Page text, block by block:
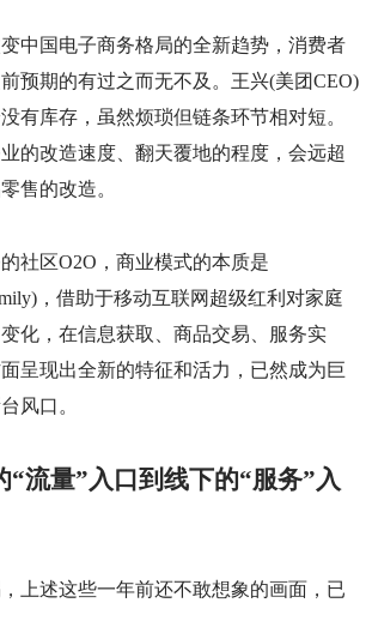
中国电子商务格局的全新趋势，消费者
预期的有过之而无不及。王兴(美团CEO)
有库存，虽然烦琐但链条环节相对短。
的改造速度、翻天覆地的程度，会远超
售的改造。
社区O2O ，商业模式的本质是
，借助于移动互联网超级红利对家庭
化，在信息获取、商品交易、服务实
呈现出全新的特征和活力，已然成为巨
风口。
“流量”入口到线下的“服务”入
上述这些一年前还不敢想象的画面，已